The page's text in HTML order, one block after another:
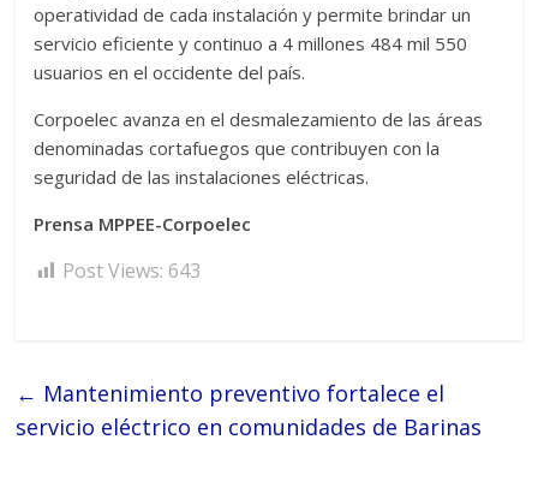
operatividad de cada instalación y permite brindar un
servicio eficiente y continuo a 4 millones 484 mil 550
usuarios en el occidente del país.
Corpoelec avanza en el desmalezamiento de las áreas
denominadas cortafuegos que contribuyen con la
seguridad de las instalaciones eléctricas.
Prensa MPPEE-Corpoelec
Post Views: 643
← Mantenimiento preventivo fortalece el
servicio eléctrico en comunidades de Barinas